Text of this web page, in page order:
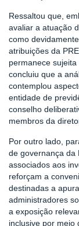
Ressaltou que,
avaliar a atuação
como
atribuições da
permanece
concluiu que a
contemplou
entidade de
conselho
membros da
Por outro lado,
de governança da
associados aos
reforçam a
destinadas a
administradores
a exposição
inclusive por meio